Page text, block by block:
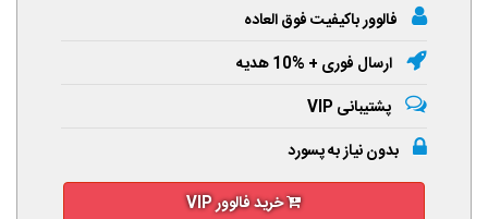
فالوور باکیفیت فوق العاده
ارسال فوری + %10 هدیه
پشتیبانی VIP
بدون نیاز به پسورد
خرید فالوور VIP